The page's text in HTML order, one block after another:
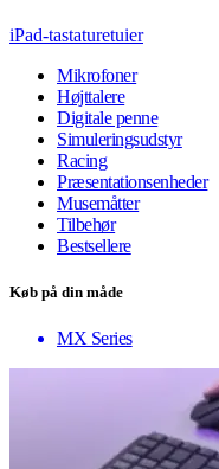
iPad-tastaturetuier
Mikrofoner
Højttalere
Digitale penne
Simuleringsudstyr
Racing
Præsentationsenheder
Musemåtter
Tilbehør
Bestsellere
Køb på din måde
MX Series